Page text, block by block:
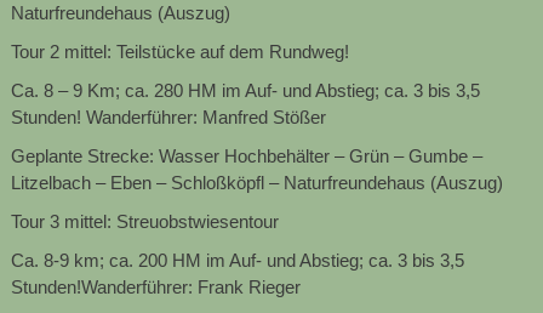
Naturfreundehaus (Auszug)
Tour 2 mittel: Teilstücke auf dem Rundweg!
Ca. 8 – 9 Km; ca. 280HM im Auf- und Abstieg; ca. 3 bis 3,5
Stunden! Wanderführer: Manfred Stößer
Geplante Strecke: Wasser Hochbehälter – Grün – Gumbe –
Litzelbach – Eben – Schloßköpfl – Naturfreundehaus (Auszug)
Tour 3 mittel: Streuobstwiesentour
Ca. 8-9 km; ca. 200 HM im Auf- und Abstieg; ca. 3 bis 3,5
Stunden!Wanderführer: Frank Rieger